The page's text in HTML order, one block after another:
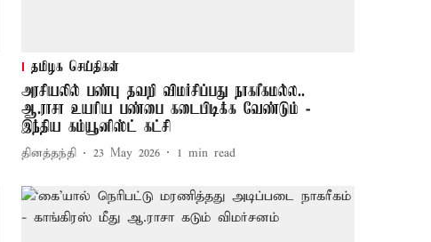
தமிழக செய்திகள்
அரசியலில் பண்பு தவறி விமர்சிப்பது நாகரீகமல்ல..
ஆ.ராசா உயரிய பண்பை கடைபிடிக்க வேண்டும் -
இந்திய கம்யூனிஸ்ட் கட்சி
தினத்தந்தி 23 May 2026 1 min read